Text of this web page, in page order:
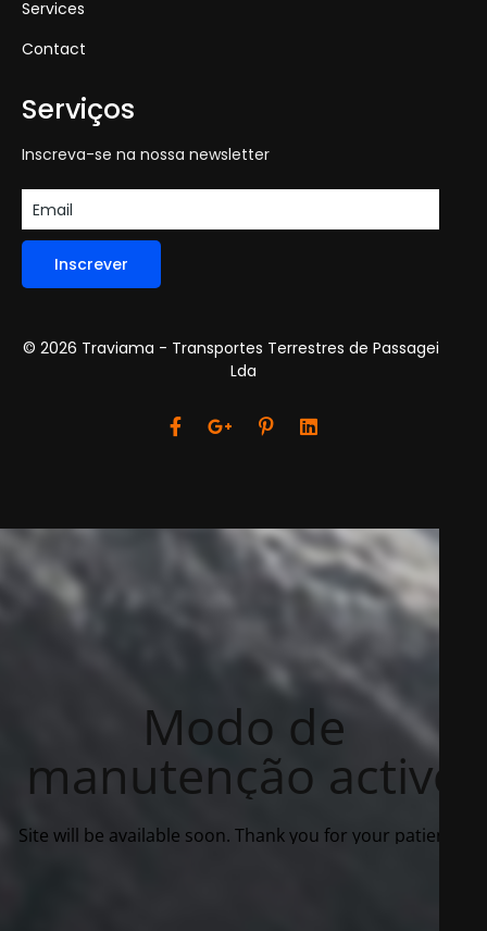
Services
Contact
Serviços
Inscreva-se na nossa newsletter
Inscrever
© 2026 Traviama - Transportes Terrestres de Passageiros,
Lda
Modo de
manutenção activo
Site will be available soon. Thank you for your patience!